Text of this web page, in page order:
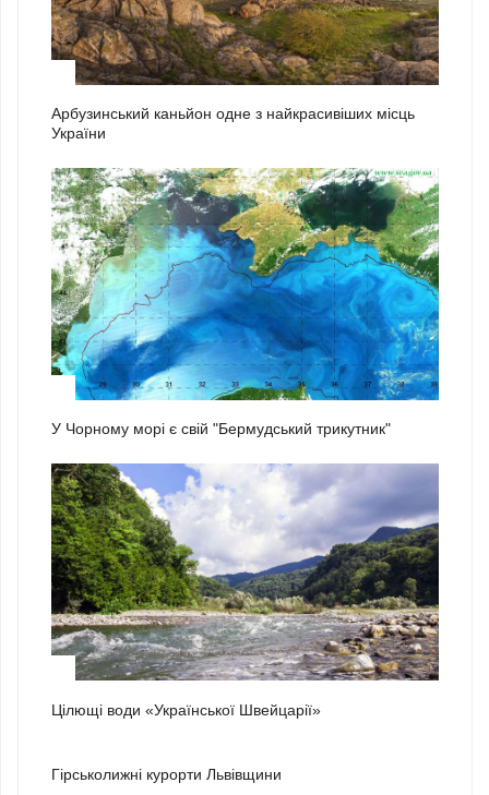
Арбузинський каньйон одне з найкрасивіших місць
України
У Чорному морі є свій "Бермудський трикутник"
Цілющі води «Української Швейцарії»
Гірськолижні курорти Львівщини